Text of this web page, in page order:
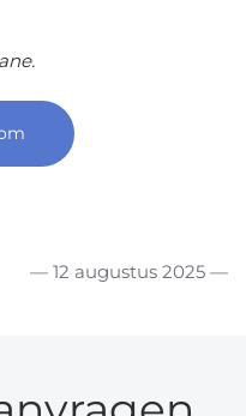
— 12 augustus 2025 —